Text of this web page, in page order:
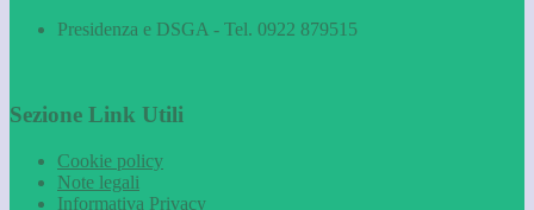
Presidenza e DSGA - Tel. 0922 879515
Sezione Link Utili
Cookie policy
Note legali
Informativa Privacy